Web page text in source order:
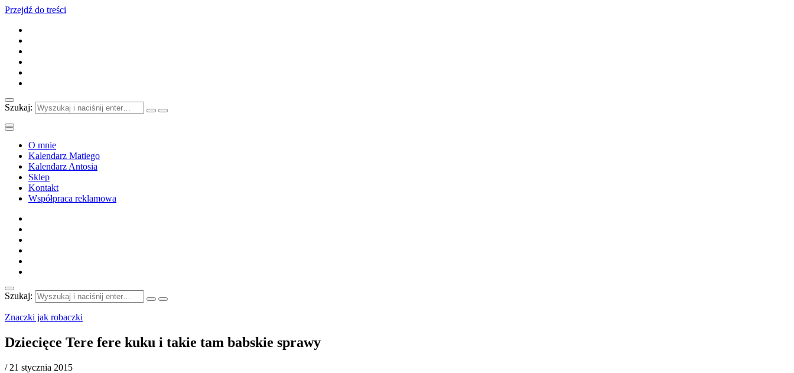
Przejdź do treści
Szukaj:
O mnie
Kalendarz Matiego
Kalendarz Antosia
Sklep
Kontakt
Współpraca reklamowa
Szukaj:
Znaczki jak robaczki
Dziecięce Tere fere kuku i takie tam babskie sprawy
/ 21 stycznia 2015